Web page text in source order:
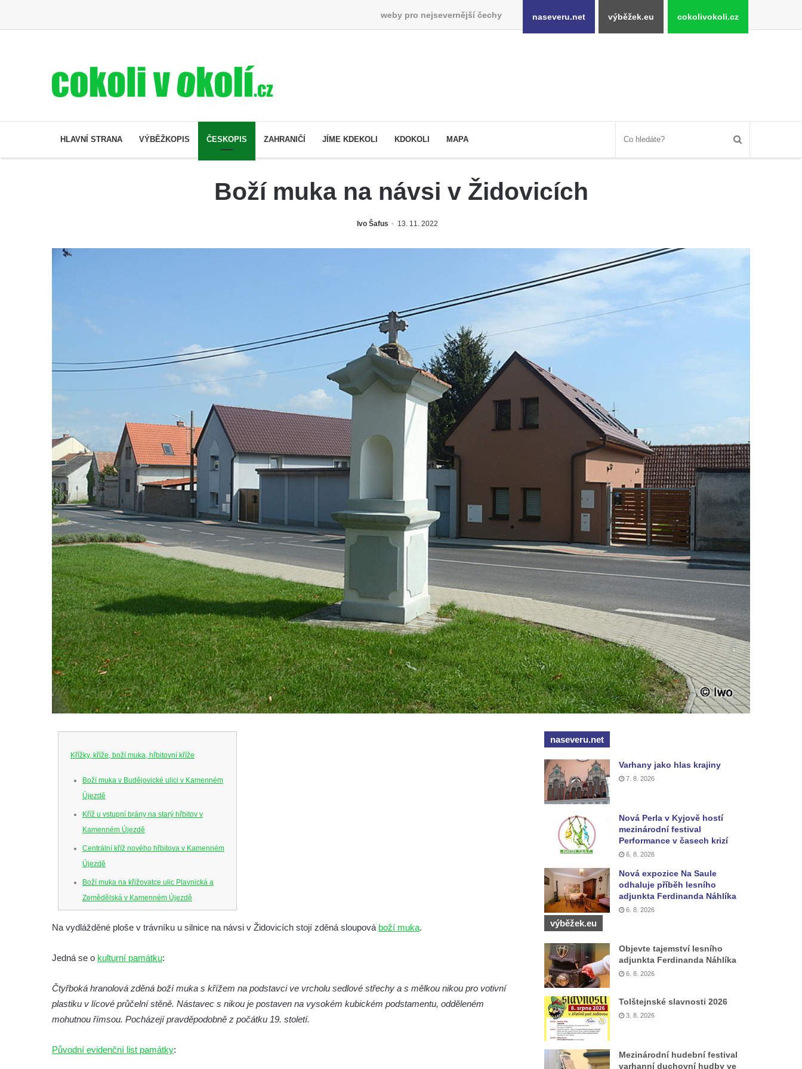
weby pro nejsevernější čechy naseveru.net výběžek.eu cokolivokoli.cz
HLAVNÍ STRANA VÝBĚŽKOPIS ČESKOPIS ZAHRANIČÍ JÍME KDEKOLI KDOKOLI MAPA
Boží muka na návsi v Židovicích
Ivo Šafus 13. 11. 2022
Křížky, kříže, boží muka, hřbitovní kříže
Boží muka v Budějovické ulici v Kamenném
Újezdě
Kříž u vstupní brány na starý hřbitov v
Kamenném Újezdě
Centrální kříž nového hřbitova v Kamenném
Újezdě
Boží muka na křižovatce ulic Plavnická a
Zemědělská v Kamenném Újezdě
v Kamenném Újezdě
v Kamenném Újezdě
Kříž v Dělnické ulici v Kamenném Újezdě
Boží muka na křižovatce ulic Latrán a K
Malší ve Velešíně
Kříž u kostela svatého Václava ve Velešíně
Na vydlážděné ploše v trávníku u silnice na návsi v Židovicích stojí zděná sloupová boží muka.
Jedná se o kulturní památku:
Čtyřboká hranolová zděná boží muka s křížem na podstavci ve vrcholu sedlové střechy a s mělkou nikou pro votivní
plastiku v lícové průčelní stěně. Nástavec s nikou je postaven na vysokém kubickém podstamentu, odděleném
mohutnou římsou. Pocházejí pravděpodobně z počátku 19. století.
Původní evidenční list památky:
naseveru.net
Varhany jako hlas krajiny
7. 8. 2026
Nová Perla v Kyjově hostí
mezinárodní festival
Performance v časech krizí
6. 8. 2026
Nová expozice Na Saule
odhaluje příběh lesního
adjunkta Ferdinanda Náhlíka
6. 8. 2026
výběžek.eu
Objevte tajemství lesního
adjunkta Ferdinanda Náhlíka
6. 8. 2026
Tolštejnské slavnosti 2026
3. 8. 2026
Mezinárodní hudební festival
varhanní duchovní hudby ve